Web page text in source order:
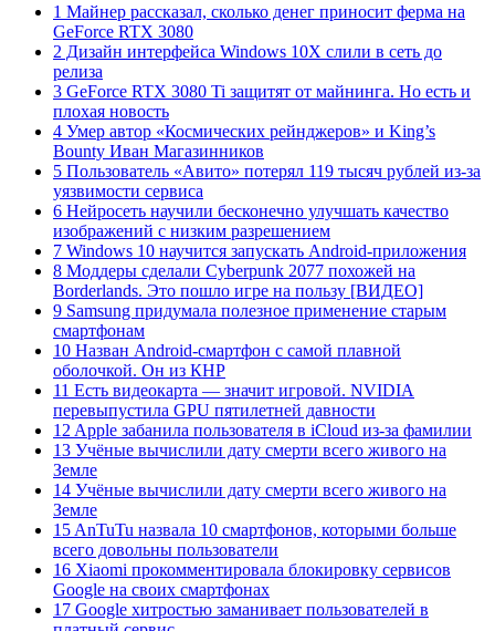
1 Майнер рассказал, сколько денег приносит ферма на
GeForce RTX 3080
2 Дизайн интерфейса Windows 10X слили в сеть до
релиза
3 GeForce RTX 3080 Ti защитят от майнинга. Но есть и
плохая новость
4 Умер автор «Космических рейнджеров» и King’s
Bounty Иван Магазинников
5 Пользователь «Авито» потерял 119 тысяч рублей из-за
уязвимости сервиса
6 Нейросеть научили бесконечно улучшать качество
изображений с низким разрешением
7 Windows 10 научится запускать Android-приложения
8 Моддеры сделали Cyberpunk 2077 похожей на
Borderlands. Это пошло игре на пользу [ВИДЕО]
9 Samsung придумала полезное применение старым
смартфонам
10 Назван Android-смартфон с самой плавной
оболочкой. Он из КНР
11 Есть видеокарта — значит игровой. NVIDIA
перевыпустила GPU пятилетней давности
12 Apple забанила пользователя в iCloud из-за фамилии
13 Учёные вычислили дату смерти всего живого на
Земле
14 Учёные вычислили дату смерти всего живого на
Земле
15 AnTuTu назвала 10 смартфонов, которыми больше
всего довольны пользователи
16 Xiaomi прокомментировала блокировку сервисов
Google на своих смартфонах
17 Google хитростью заманивает пользователей в